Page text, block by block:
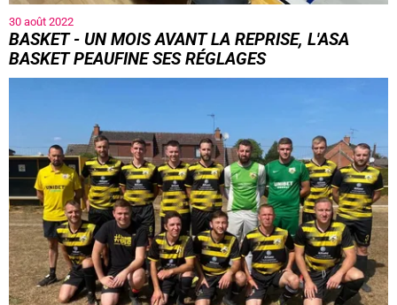
30 août 2022
BASKET - UN MOIS AVANT LA REPRISE, L'ASA
BASKET PEAUFINE SES RÉGLAGES